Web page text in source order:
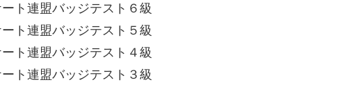
ト連盟バッジテスト６級
ト連盟バッジテスト５級
ト連盟バッジテスト４級
ト連盟バッジテスト３級